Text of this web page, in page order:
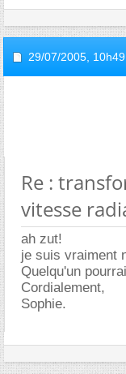
29/07/2005, 10h49
Re :
vitesse
ah zut!
je suis vraiment
Quelqu'un
Cordialement,
Sophie.